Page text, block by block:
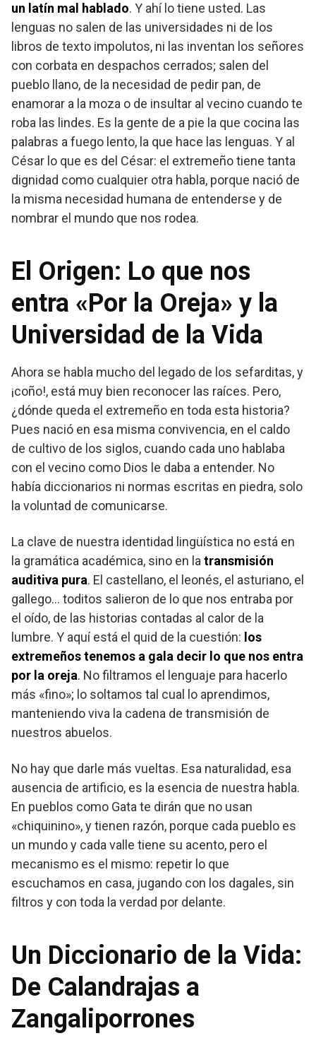
un latín mal hablado. Y ahí lo tiene usted. Las
lenguas no salen de las universidades ni de los
libros de texto impolutos, ni las inventan los señores
con corbata en despachos cerrados; salen del
pueblo llano, de la necesidad de pedir pan, de
enamorar a la moza o de insultar al vecino cuando te
roba las lindes. Es la gente de a pie la que cocina las
palabras a fuego lento, la que hace las lenguas. Y al
César lo que es del César: el extremeño tiene tanta
dignidad como cualquier otra habla, porque nació de
la misma necesidad humana de entenderse y de
nombrar el mundo que nos rodea.
El Origen: Lo que nos
entra «Por la Oreja» y la
Universidad de la Vida
Ahora se habla mucho del legado de los sefarditas, y
¡coño!, está muy bien reconocer las raíces. Pero,
¿dónde queda el extremeño en toda esta historia?
Pues nació en esa misma convivencia, en el caldo
de cultivo de los siglos, cuando cada uno hablaba
con el vecino como Dios le daba a entender. No
había diccionarios ni normas escritas en piedra, solo
la voluntad de comunicarse.
La clave de nuestra identidad lingüística no está en
la gramática académica, sino en latransmisión
auditiva pura. El castellano, el leonés, el asturiano, el
gallego… toditos salieron de lo que nos entraba por
el oído, de las historias contadas al calor de la
lumbre. Y aquí está el quid de la cuestión: los
extremeños tenemos a gala decir lo que nos entra
por la oreja. No filtramos el lenguaje para hacerlo
más «fino»; lo soltamos tal cual lo aprendimos,
manteniendo viva la cadena de transmisión de
nuestros abuelos.
No hay que darle más vueltas. Esa naturalidad, esa
ausencia de artificio, es la esencia de nuestra habla.
En pueblos como Gata te dirán que no usan
«chiquinino», y tienen razón, porque cada pueblo es
un mundo y cada valle tiene su acento, pero el
mecanismo es el mismo: repetir lo que
escuchamos en casa, jugando con los dagales, sin
filtros y con toda la verdad por delante.
Un Diccionario de la Vida:
De Calandrajas a
Zangaliporrones